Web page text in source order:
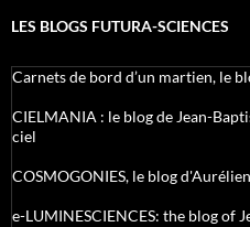
LES BLOGS FUTURA-SCIENCES
Carnets de bord d’un martien, le
CIELMANIA : le blog de Jean-
ciel
COSMOGONIES, le blog
e-LUMINESCIENCES: the blog of